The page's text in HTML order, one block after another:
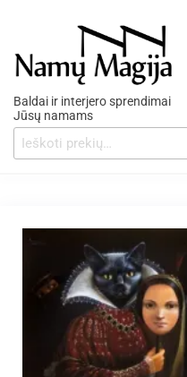
Baldai ir interjero sprendimai
Jūsų namams